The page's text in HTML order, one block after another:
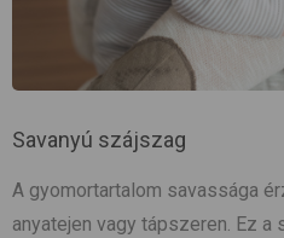
Savanyú szájszag
A gyomortartalom savassága
anyatejen vagy tápszeren. Ez